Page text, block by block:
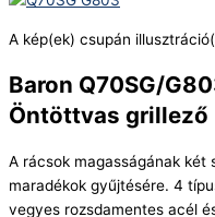
A kép(ek) csupán
Baron Q70SG/
Öntöttvas grillező
A rácsok magasságának két
maradékok gyűjtésére. 4
vegyes rozsdamentes acél